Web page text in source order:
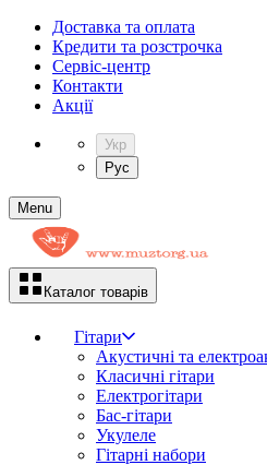
Доставка та оплата
Кредити та розстрочка
Сервіc-центр
Контакти
Акції
Укр
Рус
Menu
Каталог товарів
Гітари
Акустичні та
Класичні гітари
Електрогітари
Бас-гітари
Укулеле
Гітарні набори